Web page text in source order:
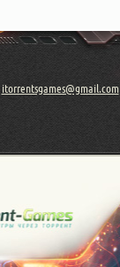
itorrentsgames@gmail.com